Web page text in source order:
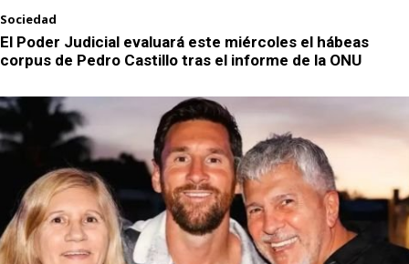
Sociedad
El Poder Judicial evaluará este miércoles el hábeas
corpus de Pedro Castillo tras el informe de la ONU